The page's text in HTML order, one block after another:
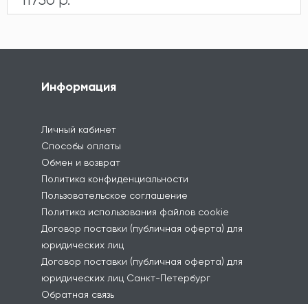
Информация
Личный кабинет
Способы оплаты
Обмен и возврат
Политика конфиденциальности
Пользовательское соглашение
Политика использования файлов cookie
Договор поставки (публичная оферта) для
юридических лиц
Договор поставки (публичная оферта) для
юридических лиц Санкт-Петербург
Обратная связь